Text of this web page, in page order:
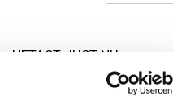
HETAST JUST NU